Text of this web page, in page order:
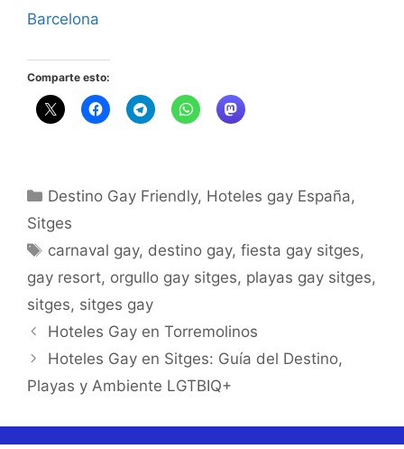
Respecto a
Barcelona
Comparte esto:
Categorías
Destino Gay Friendly, Hoteles gay España,
Sitges
Etiquetas
carnaval gay, destino gay,fiesta gay sitges,
gay resort, orgullo gay sitges, playas gay sitges,
sitges, sitges gay
Hoteles Gay en Torremolinos
Hoteles Gay en Sitges: Guía del Destino,
Playas y Ambiente LGTBIQ+